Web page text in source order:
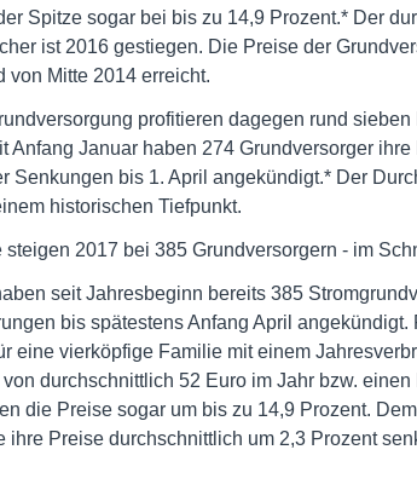
Spitze sogar bei bis zu 14,9 Prozent.* Der
ist 2016 gestiegen. Die Preise der
von Mitte 2014 erreicht.
profitieren dagegen rund
Anfang Januar haben 274 Grundversorger
Senkungen bis 1. April angekündigt.* Der
historischen Tiefpunkt.
steigen 2017 bei 385 Grundversorgern - im
seit Jahresbeginn bereits 385
bis spätestens Anfang April
eine vierköpfige Familie mit einem
von durchschnittlich 52 Euro im Jahr bzw.
die Preise sogar um bis zu 14,9 Prozent.
ihre Preise durchschnittlich um 2,3 Prozent